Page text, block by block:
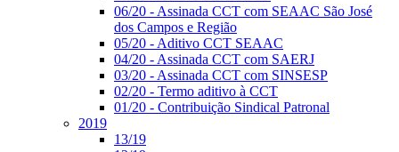
06/20 - Assinada CCT com SEAAC São José
dos Campos e Região
05/20 - Aditivo CCT SEAAC
04/20 - Assinada CCT com SAERJ
03/20 - Assinada CCT com SINSESP
02/20 - Termo aditivo à CCT
01/20 - Contribuição Sindical Patronal
2019
13/19